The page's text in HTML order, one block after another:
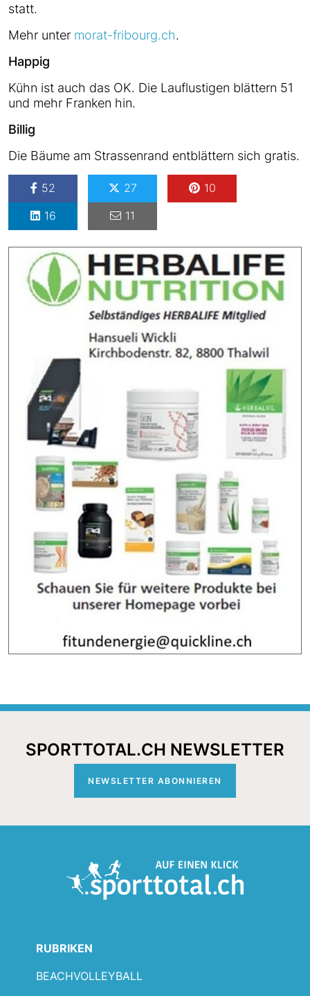
statt.
Mehr unter morat-fribourg.ch.
Happig
Kühn ist auch das OK. Die Lauflustigen blättern 51
und mehr Franken hin.
Billig
Die Bäume am Strassenrand entblättern sich gratis.
52 27
10
16
11
SPORTTOTAL.CH NEWSLETTER
NEWSLETTER ABONNIEREN
RUBRIKEN
BEACHVOLLEYBALL